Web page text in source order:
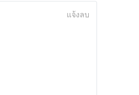
แจ้งลบ